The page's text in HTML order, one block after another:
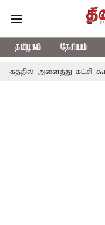
தமிழகம் தேசியம்
கட்சி கூட்டத்தை